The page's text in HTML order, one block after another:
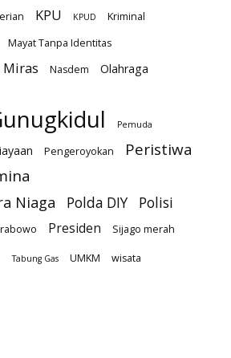
KPU KPUD
Kriminal
Mayat Tanpa Identitas
Miras Nasdem Olahraga
Pemuda
Pengeroyokan Peristiwa
Niaga Polda DIY
Polisi
Presiden Sijago merah
Tabung Gas UMKM wisata